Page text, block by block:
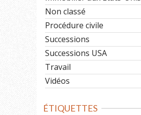
Non classé
Procédure civile
Successions
Successions USA
Travail
Vidéos
ÉTIQUETTES